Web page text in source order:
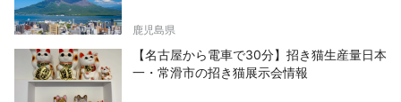
鹿児島県
【名古屋から電車で30分】招き猫生産量日本
一・常滑市の招き猫展示会情報